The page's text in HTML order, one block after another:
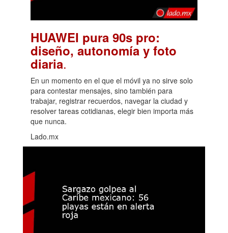
HUAWEI pura 90s pro:
diseño, autonomía y foto
diaria.
En un momento en el que el móvil ya no sirve solo
para contestar mensajes, sino también para
trabajar, registrar recuerdos, navegar la ciudad y
resolver tareas cotidianas, elegir bien importa más
que nunca.
Lado.mx